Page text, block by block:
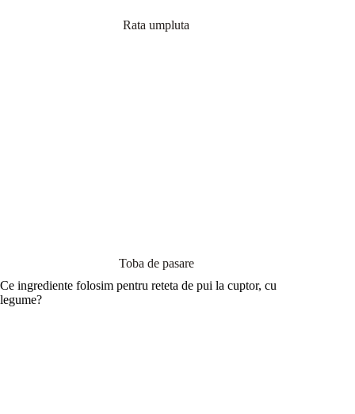
Rata umpluta
Toba de pasare
Ce ingrediente folosim pentru reteta de pui la cuptor, cu
legume?